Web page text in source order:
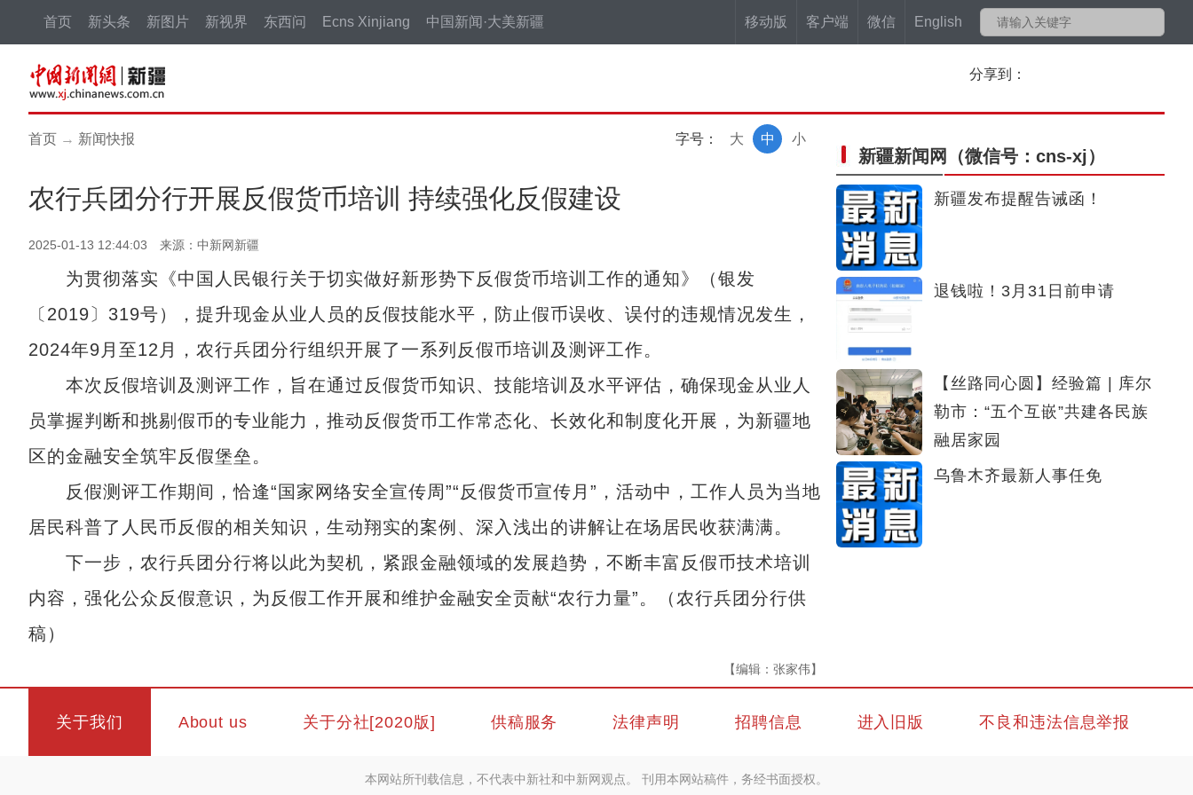
移动版 客户端 微信 English
首页 新头条 新图片 新视界 东西问 Ecns Xinjiang 中国新闻·大美新疆
分享到：
首页 → 新闻快报 字号： 小
中
大
农行兵团分行开展反假货币培训 持续强化反假建设
2025-01-13 12:44:03 来源：中新网新疆
为贯彻落实《中国人民银行关于切实做好新形势下反假货币培训工作的通知》（银发
〔2019〕319号），提升现金从业人员的反假技能水平，防止假币误收、误付的违规情况发生，
2024年9月至12月，农行兵团分行组织开展了一系列反假币培训及测评工作。
本次反假培训及测评工作，旨在通过反假货币知识、技能培训及水平评估，确保现金从业人
员掌握判断和挑剔假币的专业能力，推动反假货币工作常态化、长效化和制度化开展，为新疆地
区的金融安全筑牢反假堡垒。
反假测评工作期间，恰逢“国家网络安全宣传周”“反假货币宣传月”，活动中，工作人员为当地
居民科普了人民币反假的相关知识，生动翔实的案例、深入浅出的讲解让在场居民收获满满。
下一步，农行兵团分行将以此为契机，紧跟金融领域的发展趋势，不断丰富反假币技术培训
内容，强化公众反假意识，为反假工作开展和维护金融安全贡献“农行力量”。（农行兵团分行供
稿）
【编辑：张家伟】
新疆新闻网 （微信号：cns-xj）
新疆发布提醒告诫函！
退钱啦！3月31日前申请
【丝路同心圆】经验篇 | 库尔
勒市：“五个互嵌”共建各民族
融居家园
乌鲁木齐最新人事任免
关于我们 About us 关于分社[2020版] 供稿服务 法律声明 招聘信息 进入旧版 不良和违法信息举报
本网站所刊载信息，不代表中新社和中新网观点。 刊用本网站稿件，务经书面授权。